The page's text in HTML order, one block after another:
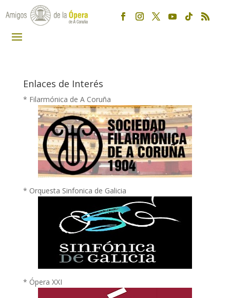
Enlaces de Interés
* Filarmónica de A Coruña
* Orquesta Sinfonica de Galicia
* Ópera XXI